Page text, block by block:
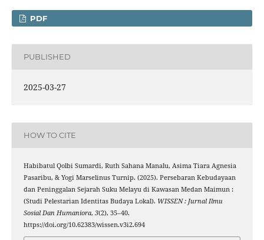
PDF
PUBLISHED
2025-03-27
HOW TO CITE
Habibatul Qolbi Sumardi, Ruth Sahana Manalu, Asima Tiara Agnesia
Pasaribu, & Yogi Marselinus Turnip. (2025). Persebaran Kebudayaan
dan Peninggalan Sejarah Suku Melayu di Kawasan Medan Maimun :
(Studi Pelestarian Identitas Budaya Lokal). WISSEN : Jurnal Ilmu
Sosial Dan Humaniora, 3(2), 35–40.
https://doi.org/10.62383/wissen.v3i2.694